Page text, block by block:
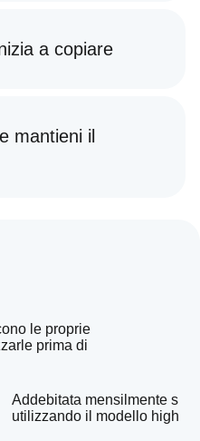
a copiare
mantieni il
le proprie
prima di
Addebitata mensilmente sul
utilizzando il modello high-